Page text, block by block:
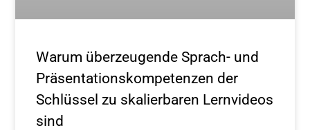
Warum überzeugende Sprach- und
Präsentationskompetenzen der
Schlüssel zu skalierbaren Lernvideos
sind